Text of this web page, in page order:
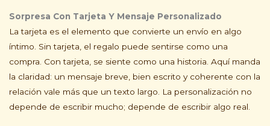
Sorpresa Con Tarjeta Y Mensaje Personalizado
La tarjeta es el elemento que convierte un envío en algo
íntimo. Sin tarjeta, el regalo puede sentirse como una
compra. Con tarjeta, se siente como una historia. Aquí manda
la claridad: un mensaje breve, bien escrito y coherente con la
relación vale más que un texto largo. La personalización no
depende de escribir mucho; depende de escribir algo real.